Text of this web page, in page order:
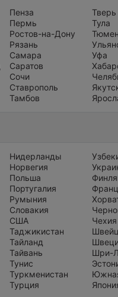
Пенза
Пермь
Ростов-на-Дону
Рязань
Самара
Саратов
Сочи
Ставрополь
Тамбов
Тверь
Тула
Уфа
Нидерланды
Норвегия
Польша
Португалия
Румыния
Словакия
США
Таджикистан
Тайланд
Тайвань
Тунис
Туркменистан
Турция
Чехия
Шри-